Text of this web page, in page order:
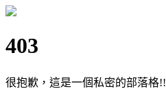
403
很抱歉，這是一個私密的部落格!!